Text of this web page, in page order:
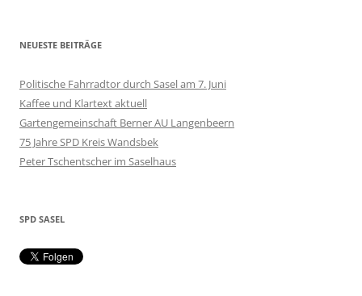
NEUESTE BEITRÄGE
Politische Fahrradtor durch Sasel am 7. Juni
Kaffee und Klartext aktuell
Gartengemeinschaft Berner AU Langenbeern
75 Jahre SPD Kreis Wandsbek
Peter Tschentscher im Saselhaus
SPD SASEL